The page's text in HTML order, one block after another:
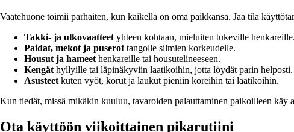
Vaatehuone toimii parhaiten, kun kaikella on oma paikkansa. Jaa tila
Takki- ja ulkovaatteetyhteen kohtaan, mieluiten tukeville henkareille.
Paidat, mekot ja puserottangolle silmien korkeudelle.
Housut ja hameethenkareille tai housutelineeseen.
Kengäthyllyille tai läpinäkyviin laatikoihin, jotta löydät parin helposti.
Asusteetkuten vyöt, korut ja laukut pieniin koreihin tai laatikoihin.
Kun tiedät, missä mikäkin kuuluu, tavaroiden palauttaminen paikoilleen käy
Ota käyttöön viikoittainen pikarutiini